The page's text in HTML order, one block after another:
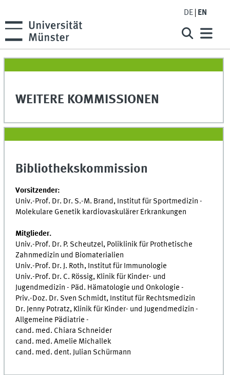
DE EN
WEITERE KOMMISSIONEN
Bibliothekskommission
Vorsitzender:
Univ.-Prof. Dr. Dr. S.-M. Brand, Institut für Sportmedizin -
Molekulare Genetik kardiovaskulärer Erkrankungen
Mitglieder.
Univ.-Prof. Dr. P. Scheutzel, Poliklinik für Prothetische
Zahnmedizin und Biomaterialien
Univ.-Prof. Dr. J. Roth, Institut für Immunologie
Univ.-Prof. Dr. C. Rössig, Klinik für Kinder- und
Jugendmedizin - Päd. Hämatologie und Onkologie -
Priv.-Doz. Dr. Sven Schmidt, Institut für Rechtsmedizin
Dr. Jenny Potratz, Klinik für Kinder- und Jugendmedizin -
Allgemeine Pädiatrie -
cand. med. Chiara Schneider
cand. med. Amelie Michallek
cand. med. dent. Julian Schürmann